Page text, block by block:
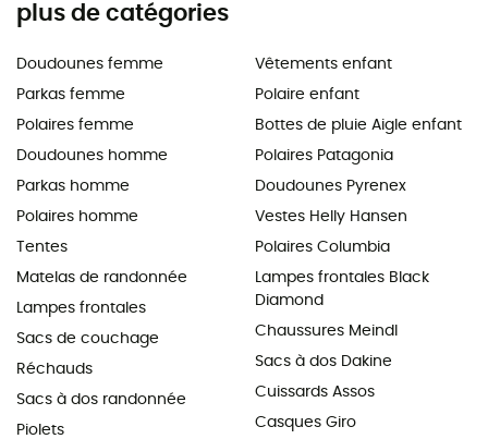
plus de catégories
Doudounes femme
Parkas femme
Polaires femme
Doudounes homme
Parkas homme
Polaires homme
Tentes
Matelas de randonnée
Lampes frontales
Sacs de couchage
Réchauds
Sacs à dos randonnée
Piolets
Vêtements enfant
Polaire enfant
Bottes de pluie Aigle enfant
Polaires Patagonia
Doudounes Pyrenex
Vestes Helly Hansen
Polaires Columbia
Lampes frontales Black
Diamond
Chaussures Meindl
Sacs à dos Dakine
Cuissards Assos
Casques Giro